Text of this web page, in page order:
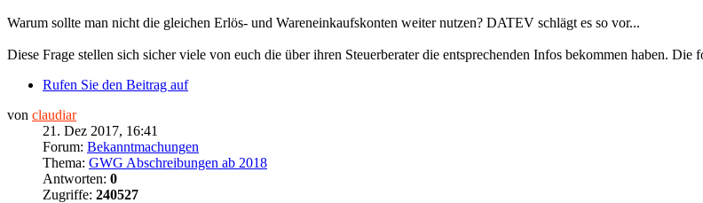
Warum sollte man nicht die gleichen Erlös- und Wareneinkaufskonten weiter nutzen? DATEV schlägt es so vor...
Diese Frage stellen sich sicher viele von euch die über ihren Steuerberater die entsprechenden Infos bekommen haben.
Rufen Sie den Beitrag auf
von claudiar
21. Dez 2017, 16:41
Forum: Bekanntmachungen
Thema: GWG Abschreibungen ab 2018
Antworten: 0
Zugriffe: 240527